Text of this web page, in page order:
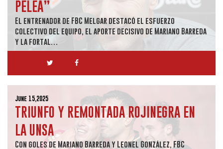
PELEA”
El entrenador de FBC Melgar destacó el esfuerzo
colectivo del equipo, el aporte decisivo de Mariano Barreda
y la fortal…
June 15,2025
TRIUNFO Y REMONTADA ROJINEGRA EN
LA UNSA
Con goles de Mariano Barreda y Leonel González, FBC